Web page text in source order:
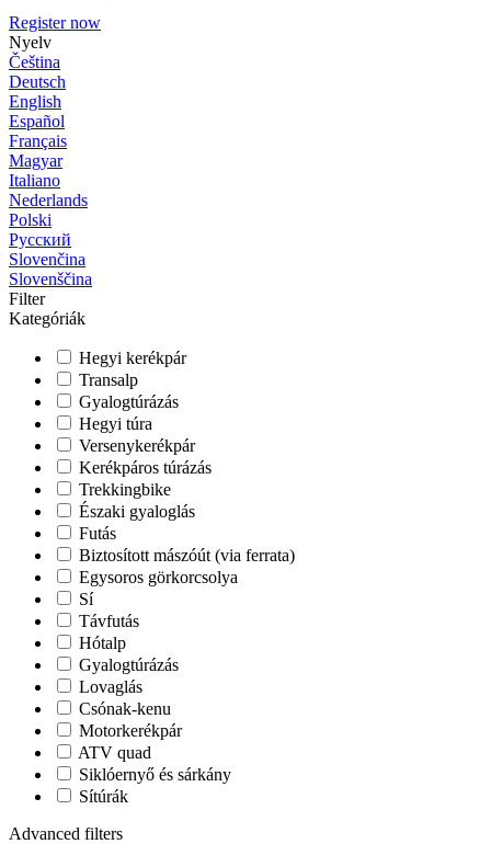
Register now
Nyelv
Čeština
Deutsch
English
Español
Français
Magyar
Italiano
Nederlands
Polski
Русский
Slovenčina
Slovenščina
Filter
Kategóriák
Hegyi kerékpár
Transalp
Gyalogtúrázás
Hegyi túra
Versenykerékpár
Kerékpáros túrázás
Trekkingbike
Északi gyaloglás
Futás
Biztosított mászóút (via ferrata)
Egysoros görkorcsolya
Sí
Távfutás
Hótalp
Gyalogtúrázás
Lovaglás
Csónak-kenu
Motorkerékpár
ATV quad
Siklóernyő és sárkány
Sítúrák
Advanced filters